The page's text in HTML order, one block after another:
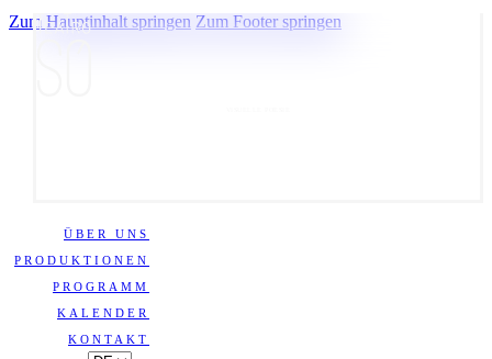
Zum Hauptinhalt springen Zum Footer springen
ÜBER UNS
PRODUKTIONEN
PROGRAMM
KALENDER
KONTAKT